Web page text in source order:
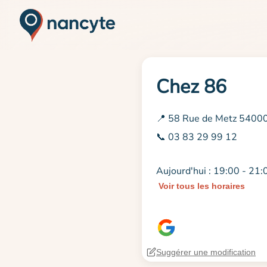
Chez 86
📍 58 Rue de Metz
📞 03 83 29 99 12
Aujourd'hui : 19:00 -
Voir tous les horaires
Suggérer une modification